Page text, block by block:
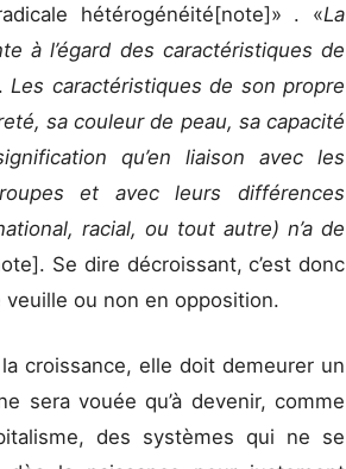
hétérogénéité[note]» . «La
à l’égard des caractéristiques de
Les caractéristiques de son propre
sa couleur de peau, sa capacité
qu’en liaison avec les
et avec leurs différences
racial, ou tout autre) n’a de
. Se dire décroissant, c’est donc
veuille ou non en opposition.
croissance, elle doit demeurer un
sera vouée qu’à devenir, comme
des systèmes qui ne se